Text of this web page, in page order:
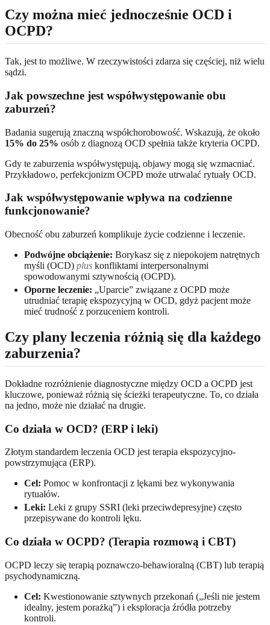
Czy można mieć jednocześnie OCD i
OCPD?
Tak, jest to możliwe. W rzeczywistości zdarza się częściej, niż wielu
sądzi.
Jak powszechne jest współwystępowanie obu
zaburzeń?
Badania sugerują znaczną współchorobowość. Wskazują, że około
15% do 25% osób z diagnozą OCD spełnia także kryteria OCPD.
Gdy te zaburzenia współwystępują, objawy mogą się wzmacniać.
Przykładowo, perfekcjonizm OCPD może utrwalać rytuały OCD.
Jak współwystępowanie wpływa na codzienne
funkcjonowanie?
Obecność obu zaburzeń komplikuje życie codzienne i leczenie.
Podwójne obciążenie: Borykasz się z niepokojem natrętnych
myśli (OCD) plus konfliktami interpersonalnymi
spowodowanymi sztywnością (OCPD).
Oporne leczenie: „Uparcie” związane z OCPD może
utrudniać terapię ekspozycyjną w OCD, gdyż pacjent może
mieć trudność z porzuceniem kontroli.
Czy plany leczenia różnią się dla każdego
zaburzenia?
Dokładne rozróżnienie diagnostyczne między OCD a OCPD jest
kluczowe, ponieważ różnią się ścieżki terapeutyczne. To, co działa
na jedno, może nie działać na drugie.
Co działa w OCD? (ERP i leki)
Złotym standardem leczenia OCD jest terapia ekspozycyjno-
powstrzymująca (ERP).
Cel: Pomoc w konfrontacji z lękami bez wykonywania
rytuałów.
Leki: Leki z grupy SSRI (leki przeciwdepresyjne) często
przepisywane do kontroli lęku.
Co działa w OCPD? (Terapia rozmową i CBT)
OCPD leczy się terapią poznawczo-behawioralną (CBT) lub terapią
psychodynamiczną.
Cel: Kwestionowanie sztywnych przekonań („Jeśli nie jestem
idealny, jestem porażką”) i eksploracja źródła potrzeby
kontroli.